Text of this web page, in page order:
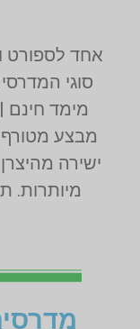
סוגי
מימד חינם
מבצע
ישירה
מיותרות.